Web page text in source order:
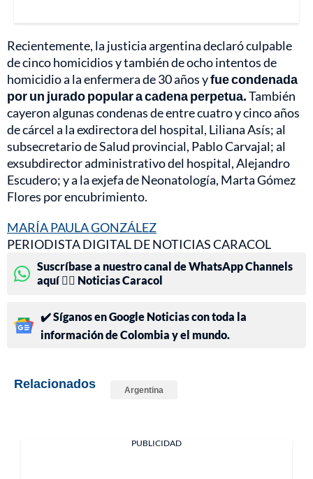
Recientemente, la justicia argentina declaró culpable
de cinco homicidios y también de ocho intentos de
homicidio a la enfermera de 30 años yfue condenada
por un jurado popular a cadena perpetua.También
cayeron algunas condenas de entre cuatro y cinco años
de cárcel a la exdirectora del hospital, Liliana Asís; al
subsecretario de Salud provincial, Pablo Carvajal; al
exsubdirector administrativo del hospital, Alejandro
Escudero; y a la exjefa de Neonatología, Marta Gómez
Flores por encubrimiento.
MARÍA PAULA GONZÁLEZ
PERIODISTA DIGITAL DE NOTICIAS CARACOL
Suscríbase a nuestro canal de WhatsApp Channels
aquí 👉🏻 Noticias Caracol
✔️ Síganos en Google Noticias con toda la
información de Colombia y el mundo.
Relacionados Argentina
PUBLICIDAD